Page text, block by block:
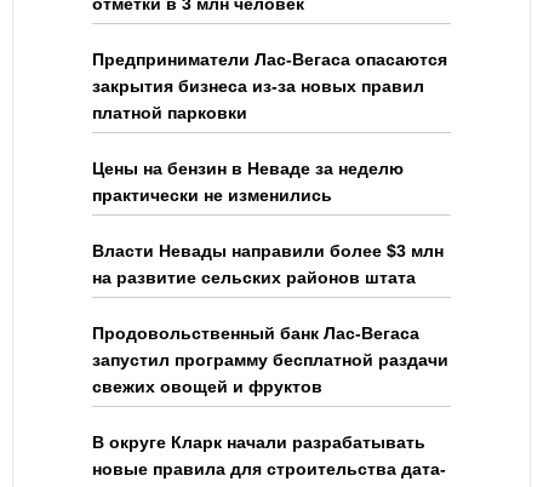
Предприниматели Лас-Вегаса опасаются
закрытия бизнеса из-за новых правил
платной парковки
Цены на бензин в Неваде за неделю
практически не изменились
Власти Невады направили более $3 млн
на развитие сельских районов штата
Продовольственный банк Лас-Вегаса
запустил программу бесплатной раздачи
свежих овощей и фруктов
В округе Кларк начали разрабатывать
новые правила для строительства дата-